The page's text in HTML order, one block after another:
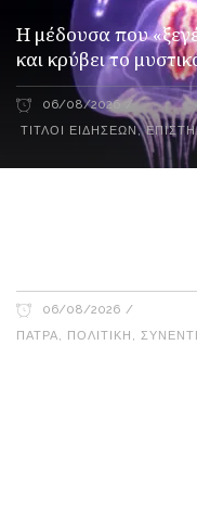
Η μέδουσα που
και κρύβει το
06/08/2026
ΤΊΤΛΟΙ ΕΙΔΉΣΕΩΝ,
06/08/2026
ΠΆΤΡΑ, ΠΟΛΙΤΙΚΉ ,